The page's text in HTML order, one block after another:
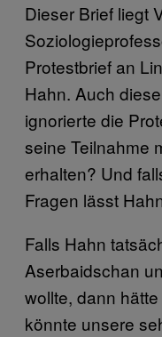
Dieser Brief liegt
Protestbrief an
Hahn. Auch
ignorierte die
seine Teilnahme
erhalten? Und
Fragen lässt
Falls Hahn
Aserbaidschan
wollte, dann
könnte unsere